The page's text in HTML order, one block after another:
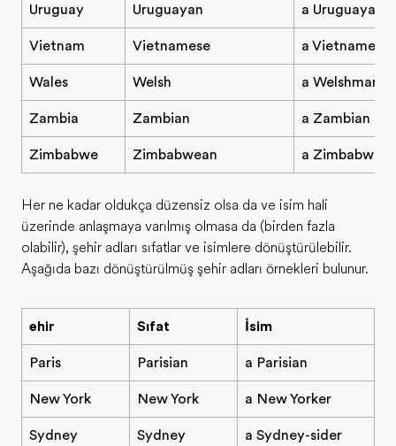
Uruguay Uruguayan a Uruguayan
Vietnam Vietnamese a Vietnamese
Wales Welsh a Welshman/
Zambia Zambian a Zambian
Zimbabwe Zimbabwean a
Her ne kadar oldukça düzensiz olsa da ve isim hali
üzerinde anlaşmaya varılmış olmasa da (birden fazla
olabilir), şehir adları sıfatlar ve isimlere dönüştürülebilir.
Aşağıda bazı dönüştürülmüş şehir adları örnekleri bulunur.
Şehir Sıfat İsim
Paris Parisian a Parisian
New York New York a New Yorker
Sydney Sydney a Sydney-sider